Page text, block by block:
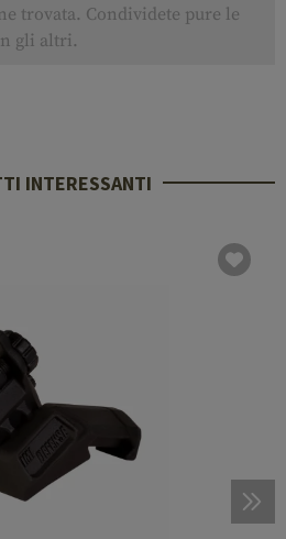
trovata. Condividete pure le
gli altri.
INTERESSANTI